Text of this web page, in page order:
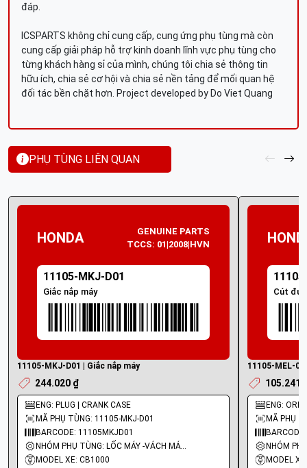
đáp.
ICSPARTS không chỉ cung cấp, cung ứng phụ tùng mà còn
cung cấp giải pháp hỗ trợ kinh doanh lĩnh vực phụ tùng cho
từng khách hàng sỉ của mình, chúng tôi chia sẻ thông tin
hữu ích, chia sẻ cơ hội và chia sẻ nền tảng để mối quan hệ
đối tác bền chặt hơn. Project developed by Do Viet Quang
PHỤ TÙNG LIÊN QUAN
HONDA
GENUINE PARTS
TCCS: 01|2008|HVN
11105-MKJ-D01
Giắc nắp máy
11105-MKJ-D01 | Giắc nắp máy
244.020 ₫
ENG: PLUG | CRANK CASE
MÃ PHỤ TÙNG: 11105-MKJ-D01
BARCODE: 11105MKJD01
NHÓM PHỤ TÙNG: LỐC MÁY -VÁCH MÁY - GIOĂNG MÁY
MODEL XE: CB1000
Cút
11105-MEL-
105.241
ENG:
MÃ PHỤ
MODEL